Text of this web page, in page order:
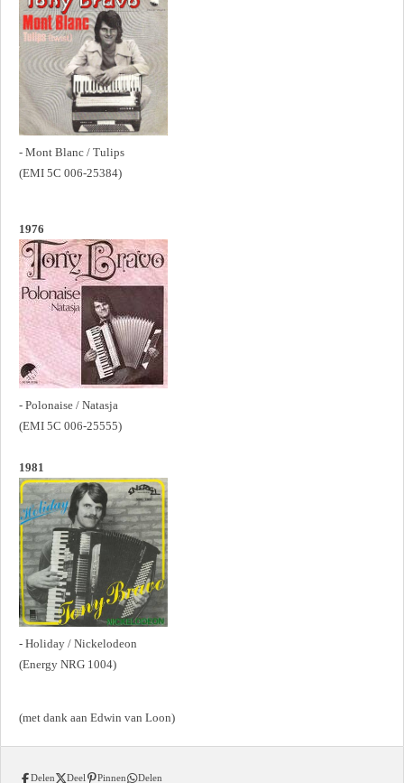
- Mont Blanc / Tulips
(EMI 5C 006-25384)
1976
- Polonaise / Natasja
(EMI 5C 006-25555)
1981
- Holiday / Nickelodeon
(Energy NRG 1004)
(met dank aan Edwin van Loon)
Delen Deel Pinnen Delen